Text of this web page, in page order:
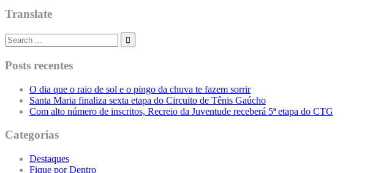
Translate
Posts recentes
O dia que o raio de sol e o pingo da chuva te fazem sorrir
Santa Maria finaliza sexta etapa do Circuito de Tênis Gaúcho
Com alto número de inscritos, Recreio da Juventude receberá 5ª etapa do CTG
Categorias
Destaques
Fique por Dentro